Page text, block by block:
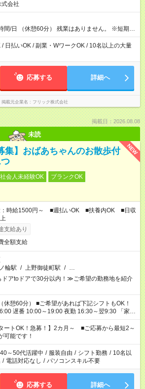
式会社
/日 （休憩60分） 残業はありません。 ※短期の
りません。予めご了承くださいませ。
日払いOK / 副業・WワークOK / 10名以上の大量
応募する 詳細へ
掲載元企業名 フリック株式会社
掲載日：2026.08.08
未読
NEW
集】おばあちゃんのお散歩付
社会人未経験OK
ブランクOK
：時給1500円～ ■週払いOK ■扶養内OK ■日収
支給あり
全額支給
輪駅 / 上野御徒町駅 / …
アtoドアで30分以内！≫ご希望の勤務地を紹介
があれば下記シフトもOK！
遅番 10:00～19:00 夜勤 16:30～翌9:30 「家族
たい」 「余裕を持って夕飯の準備がしたい」
業はしたくない」 など、ご希望を教えてください
お仕事の勤務時間。 合計で週40時間を超える場
せん。
ートOK！急募！】2カ月～ ■ご応募から最短2～
可能です！
40～50代活躍中 / 服装自由 / シフト勤務 / 10名以
/ 電話対応なし / パソコンスキル不要
応募する 詳細へ